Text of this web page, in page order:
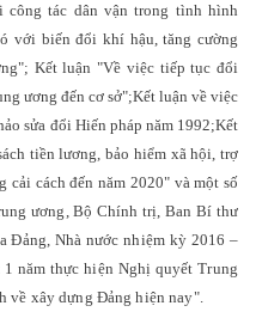
tác dân vận trong tình hình
với biến đổi khí hậu, tăng cường
Kết luận "Về việc tiếp tục đổi
ương đến cơ sở";Kết luận về việc
sửa đổi Hiến pháp năm 1992;Kết
tiền lương, bảo hiểm xã hội, trợ
cách đến năm 2020" và một số
ương, Bộ Chính trị, Ban Bí thư
Đảng, Nhà nước nhiệm kỳ 2016 –
năm thực hiện Nghị quyết Trung
về xây dựng Đảng hiện nay".